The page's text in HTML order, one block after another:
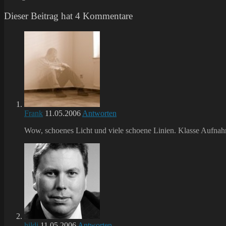
Dieser Beitrag hat 4 Kommentare
Frank 11.05.2006 Antworten
Wow, schoenes Licht und viele schoene Linien. Klasse